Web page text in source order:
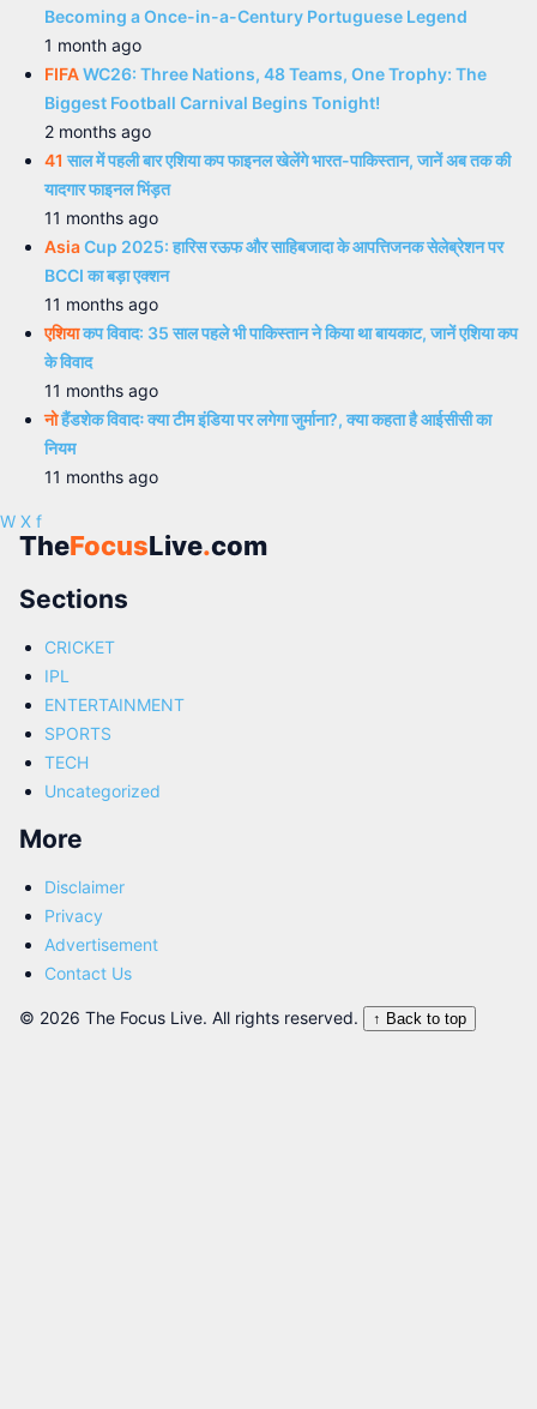
Becoming a Once-in-a-Century Portuguese Legend
1 month ago
FIFAWC26: Three Nations, 48 Teams, One Trophy: The
Biggest Football Carnival Begins Tonight!
2 months ago
41 साल में पहली बार एशिया कप फाइनल खेलेंगे भारत-पाकिस्तान, जानें अब तक की
यादगार फाइनल भिंड़त
11 months ago
AsiaCup 2025: हारिस रऊफ और साहिबजादा के आपत्तिजनक सेलेब्रेशन पर
BCCI का बड़ा एक्शन
11 months ago
एशियाकप विवाद: 35 साल पहले भी पाकिस्तान ने किया था बायकाट, जानें एशिया कप
के विवाद
11 months ago
नोहैंडशेक विवादः क्या टीम इंडिया पर लगेगा जुर्माना?, क्या कहता है आईसीसी का
नियम
11 months ago
W X f
TheFocusLive.com
Sections
CRICKET
IPL
ENTERTAINMENT
SPORTS
TECH
Uncategorized
More
Disclaimer
Privacy
Advertisement
Contact Us
© 2026 The Focus Live. All rights reserved. ↑ Back to top